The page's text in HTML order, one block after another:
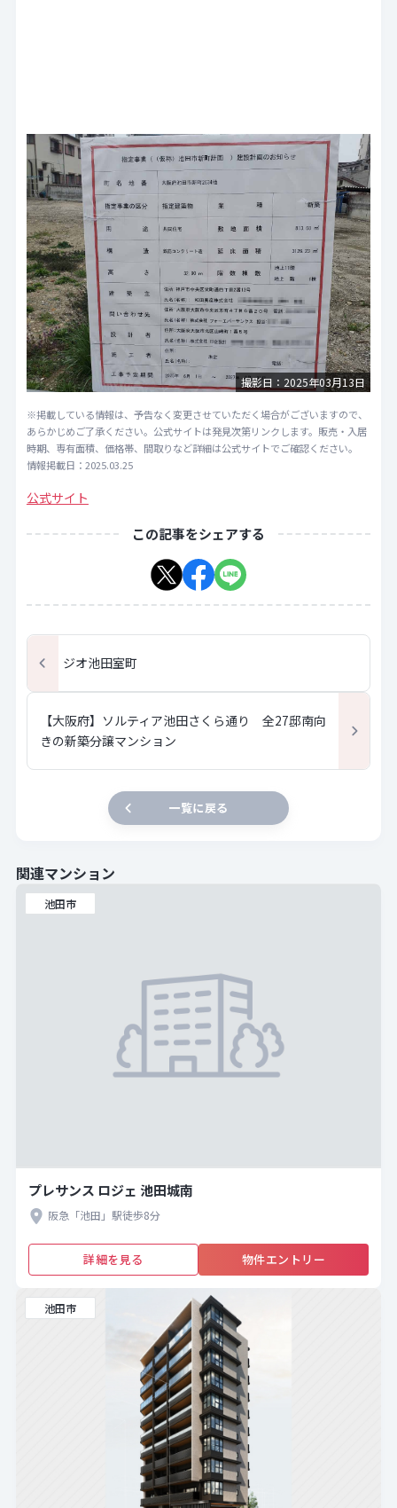
撮影日：2025年03月13日
※掲載している情報は、予告なく変更させていただく場合がございますので、
あらかじめご了承ください。公式サイトは発見次第リンクします。販売・入居
時期、専有面積、価格帯、間取りなど詳細は公式サイトでご確認ください。
情報掲載日：2025.03.25
公式サイト
この記事をシェアする
ジオ池田室町
【大阪府】ソルティア池田さくら通り 全27邸南向
きの新築分譲マンション
一覧に戻る
関連マンション
池田市
プレサンス ロジェ 池田城南
阪急「池田」駅徒歩8分
詳細を見る 物件エントリー
池田市